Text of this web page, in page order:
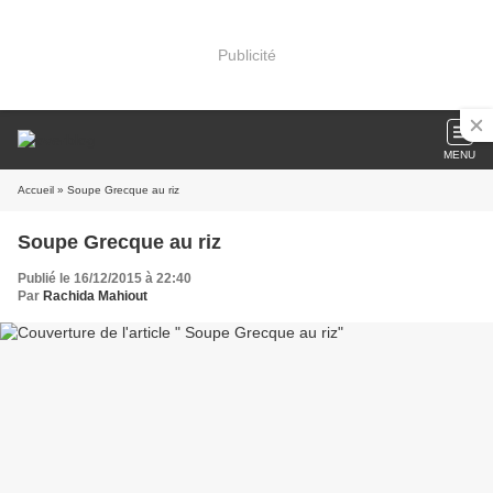
Publicité
MENU
Accueil » Soupe Grecque au riz
Soupe Grecque au riz
Publié le 16/12/2015 à 22:40
Par Rachida Mahiout